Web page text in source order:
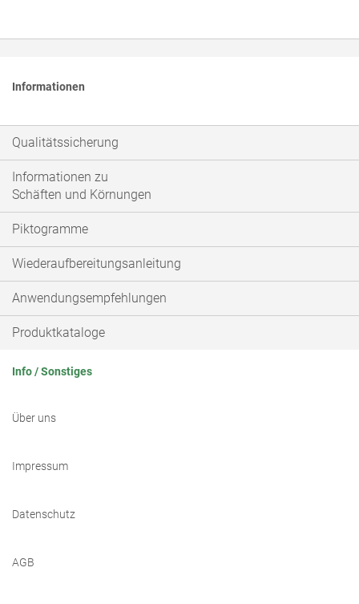
Informationen
Qualitätssicherung
Informationen zu
Schäften und Körnungen
Piktogramme
Wiederaufbereitungsanleitung
Anwendungsempfehlungen
Produktkataloge
Info / Sonstiges
Über uns
Impressum
Datenschutz
AGB